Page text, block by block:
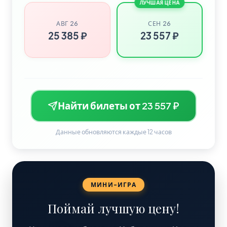
АВГ 26
25 385 ₽
ЛУЧШАЯ ЦЕНА
СЕН 26
23 557 ₽
Найти билеты от 23 557 ₽
Данные обновляются каждые 12 часов
МИНИ-ИГРА
Поймай лучшую цену!